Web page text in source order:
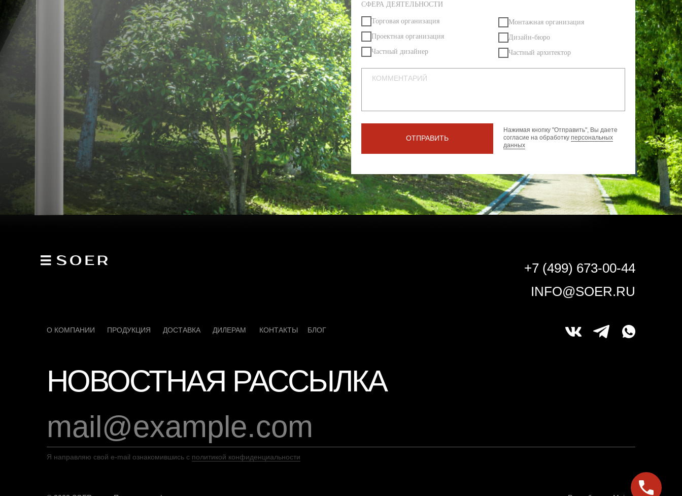
Нажимая кнопку "Отправить", Вы даете
согласие на обработку персональных
данных
СФЕРА ДЕЯТЕЛЬНОСТИ
Торговая организация
Проектная организация
Частный дизайнер
Монтажная организация
Дизайн-бюро
Частный архитектор
ОТПРАВИТЬ
ПРОДУКЦИЯ КОНТАКТЫ
НОВОСТНАЯ РАССЫЛКА
Я направляю свой e-mail ознакомившись с политикой конфиденциальности
+7 (499) 673-00-44
INFO@SOER.RU
О КОМПАНИИ ДОСТАВКА ДИЛЕРАМ БЛОГ